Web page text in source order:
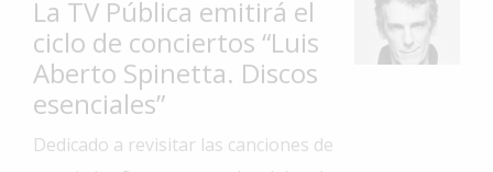
Interés
General
La
Ciudad
La TV Pública emitirá el
ciclo de conciertos “Luis
Aberto Spinetta. Discos
esenciales”
Dedicado a revisitar las canciones de